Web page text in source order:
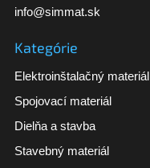
info@simmat.sk
Kategórie
Elektroinštalačný materiál
Spojovací materiál
Dielňa a stavba
Stavebný materiál